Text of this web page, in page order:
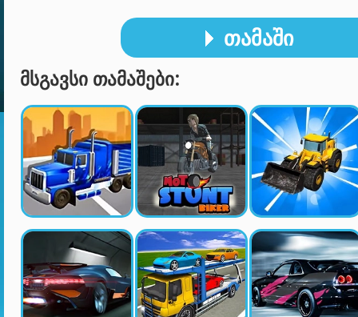
ᲗᲐᲛᲐᲨᲘ
ᲛᲡᲒᲐᲕᲡᲘ ᲗᲐᲛᲐᲨᲔᲑᲘ: